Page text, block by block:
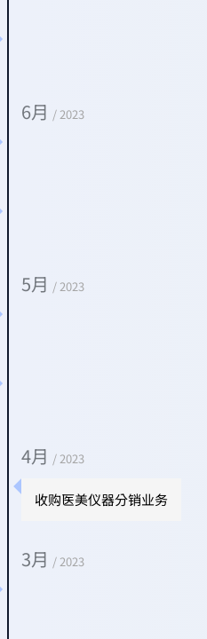
6月 / 2023
5月 / 2023
4月 / 2023
收购医美仪器分销业务
3月 / 2023